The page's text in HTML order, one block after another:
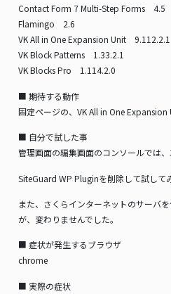
Contact Form 7 Multi-Step Forms 4.5
Flamingo 2.6
VK All in One Expansion Unit 9.112.2.1
VK Block Patterns 1.33.2.1
VK Blocks Pro 1.114.2.0
■ 期待する動作
固定ページの、VK All in One
■ 自分で試した事
管理画面の編集画面のコンソールでは、
SiteGuard WP Pluginを削除して試して
また、さくらインターネットのサーバ
が、変わりませんでした。
■ 症状が発生するブラウザ
chrome
■ 実際の症状